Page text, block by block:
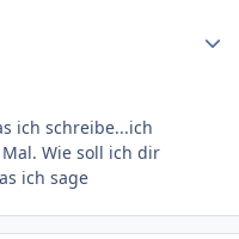
ich schreibe...ich
Wie soll ich dir
ich sage